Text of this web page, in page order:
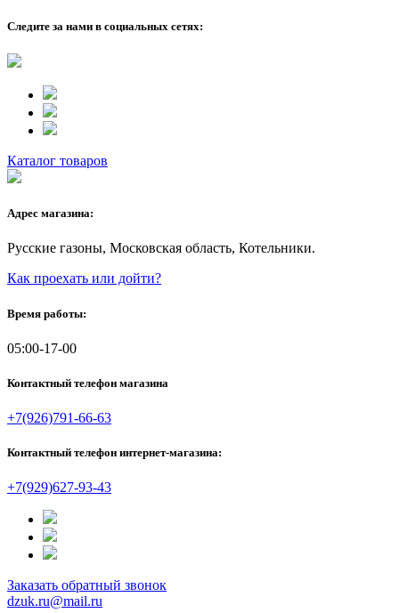
Следите за нами в социальных сетях:
Каталог товаров
Адрес магазина:
Русские газоны, Московская область, Котельники.
Как проехать или дойти?
Время работы:
05:00-17-00
Контактный телефон магазина
+7(926)791-66-63
Контактный телефон интернет-магазина:
+7(929)627-93-43
Заказать обратный звонок
dzuk.ru@mail.ru